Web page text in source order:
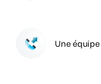
Une équipe